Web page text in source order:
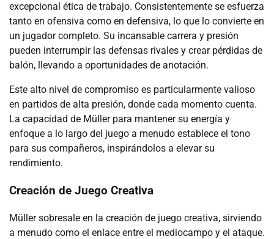
excepcional ética de trabajo. Consistentemente se esfuerza
tanto en ofensiva como en defensiva, lo que lo convierte en
un jugador completo. Su incansable carrera y presión
pueden interrumpir las defensas rivales y crear pérdidas de
balón, llevando a oportunidades de anotación.
Este alto nivel de compromiso es particularmente valioso
en partidos de alta presión, donde cada momento cuenta.
La capacidad de Müller para mantener su energía y
enfoque a lo largo del juego a menudo establece el tono
para sus compañeros, inspirándolos a elevar su
rendimiento.
Creación de Juego Creativa
Müller sobresale en la creación de juego creativa, sirviendo
a menudo como el enlace entre el mediocampo y el ataque.